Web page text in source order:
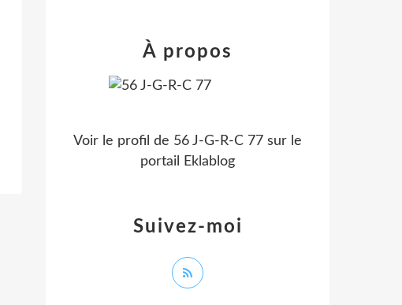
Suivez-moi
À propos
Voir le profil de 56 J-G-R-C 77 sur le
portail Eklablog